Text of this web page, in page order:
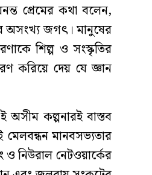
প্রেমের কথা বলেন,
অসংখ্য জগৎ। মানুষের
শিল্প ও সংস্কৃতির
করিয়ে দেয় যে জ্ঞান
অসীম কল্পনারই বাস্তব
মানবসভ্যতার
নিউরাল নেটওয়ার্কের